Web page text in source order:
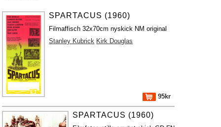
SPARTACUS (1960)
Filmaffisch 32x70cm nyskick NM original
Stanley Kubrick Kirk Douglas
95kr
SPARTACUS (1960)